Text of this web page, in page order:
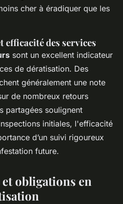
cher à éradiquer que les
efficacité des services
sont un excellent indicateur
de dératisation. Des
généralement une note
de nombreux retours
partagées soulignent
initiales, l'efficacité
d’un suivi rigoureux
future.
obligations en